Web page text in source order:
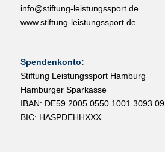
info@stiftung-leistungssport.de
www.stiftung-leistungssport.de
Spendenkonto:
Stiftung Leistungssport Hamburg
Hamburger Sparkasse
IBAN: DE59 2005 0550 1001 3093 09
BIC: HASPDEHHXXX